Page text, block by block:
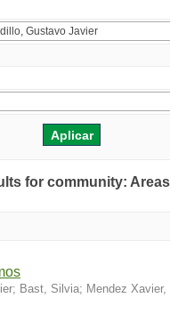
for community:
; Bast, Silvia; Mendez Xavier,